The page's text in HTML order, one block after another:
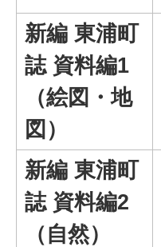
新編 東浦町
誌 資料編1
（絵図・地
図）
新編 東浦町
誌 資料編2
（自然）